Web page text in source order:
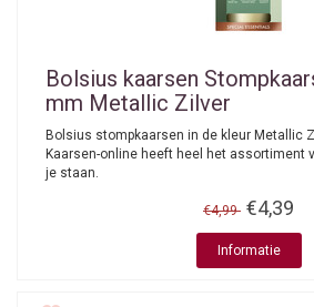
Bolsius kaarsen
mm Metallic Zilver
Bolsius stompkaarsen in de kleur Metallic
Kaarsen-online heeft heel het assortiment
je staan.
€4,99 €4,39
Informatie